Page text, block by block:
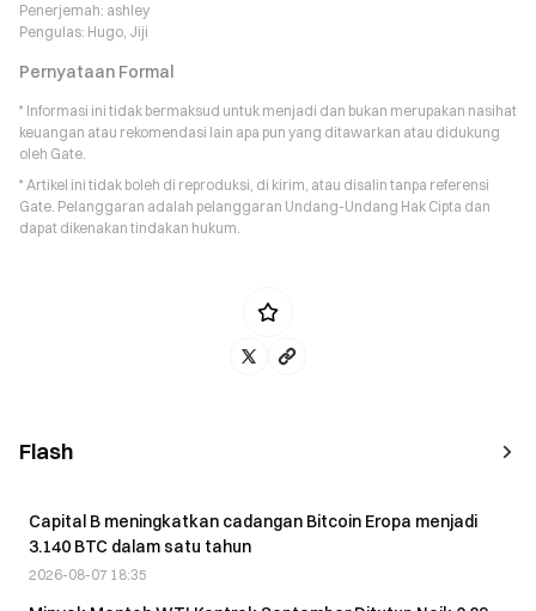
Penerjemah: ashley
Pengulas: Hugo, Jiji
Pernyataan Formal
* Informasi ini tidak bermaksud untuk menjadi dan bukan merupakan nasihat
keuangan atau rekomendasi lain apa pun yang ditawarkan atau didukung
oleh Gate.
* Artikel ini tidak boleh di reproduksi, di kirim, atau disalin tanpa referensi
Gate. Pelanggaran adalah pelanggaran Undang-Undang Hak Cipta dan
dapat dikenakan tindakan hukum.
Flash
Capital B meningkatkan cadangan Bitcoin Eropa menjadi
3.140 BTC dalam satu tahun
2026-08-07 18:35